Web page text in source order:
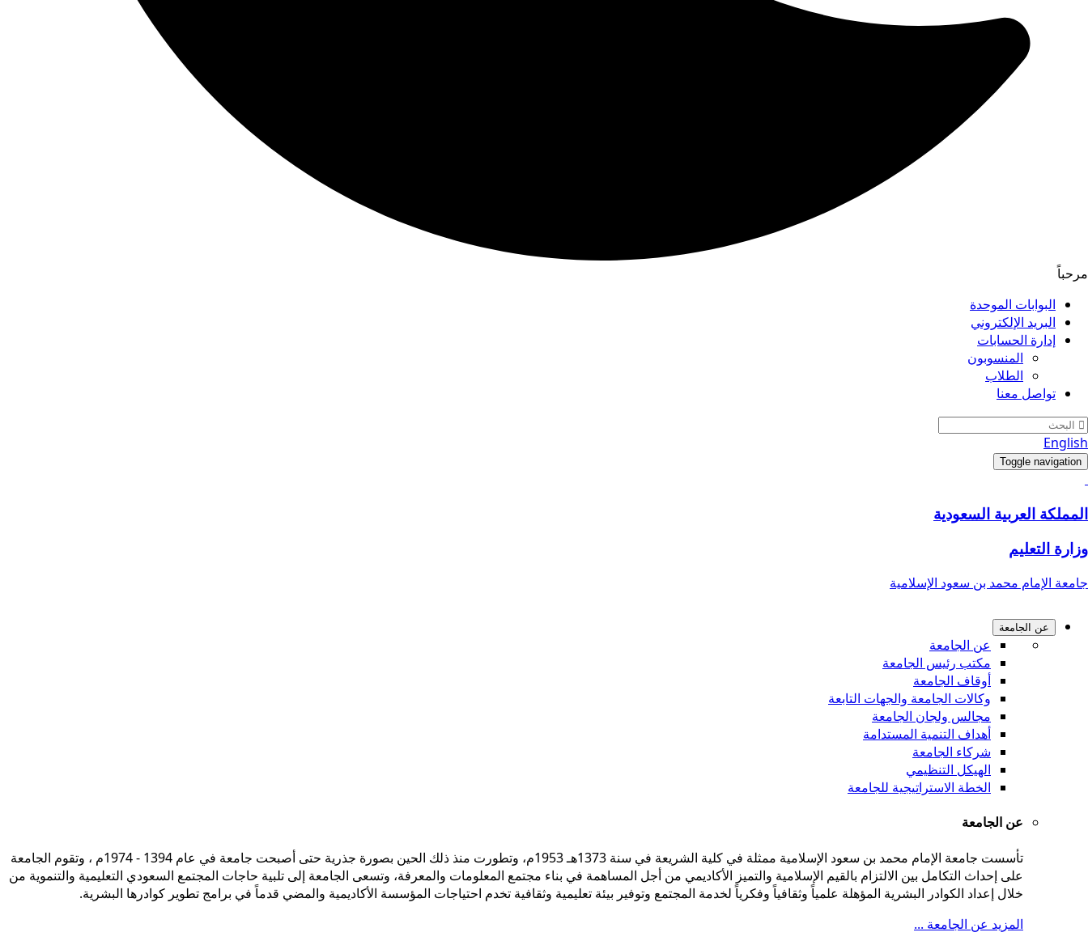
مرحباً
البوابات الموحدة
البريد الإلكتروني
إدارة الحسابات
المنسوبون
الطلاب
تواصل معنا
English
Toggle navigation
المملكة العربية السعودية
وزارة التعليم
جامعة الإمام محمد بن سعود الإسلامية
عن الجامعة
عن الجامعة
مكتب رئيس الجامعة
أوقاف الجامعة
وكالات الجامعة والجهات التابعة
مجالس ولجان الجامعة
أهداف التنمية المستدامة
شركاء الجامعة
الهيكل التنظيمي
الخطة الاستراتيجية للجامعة
عن الجامعة
تأسست جامعة الإمام محمد بن سعود الإسلامية ممثلة في كلية الشريعة في سنة 1373هـ 1953م، وتطورت منذ ذلك الحين بصورة جذرية حتى أصبحت جامعة في عام 1394 - 1974م ، وتقوم الجامعة
على إحداث التكامل بين الالتزام بالقيم الإسلامية والتميز الأكاديمي من أجل المساهمة في بناء مجتمع المعلومات والمعرفة، وتسعى الجامعة إلى تلبية حاجات المجتمع السعودي التعليمية والتنموية من
خلال إعداد الكوادر البشرية المؤهلة علمياً وثقافياً وفكرياً لخدمة المجتمع وتوفير بيئة تعليمية وثقافية تخدم احتياجات المؤسسة الأكاديمية والمضي قدماً في برامج تطوير كوادرها البشرية.
المزيد عن الجامعة ...